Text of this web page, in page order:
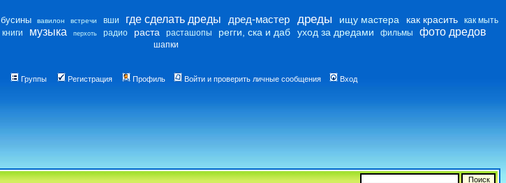
бусины вавилон встречи вши где сделать дреды дред-мастер дреды ищу мастера как красить как мыть
книги музыка перхоть радио раста расташопы регги, ска и даб уход за дредами фильмы фото дредов
шапки
Группы Регистрация Профиль Войти и проверить личные сообщения Вход